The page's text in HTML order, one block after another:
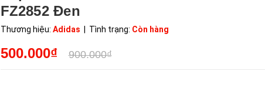
FZ2852 Đen
Thương hiệu: Adidas | Tình trạng: Còn hàng
500.000₫ 900.000₫